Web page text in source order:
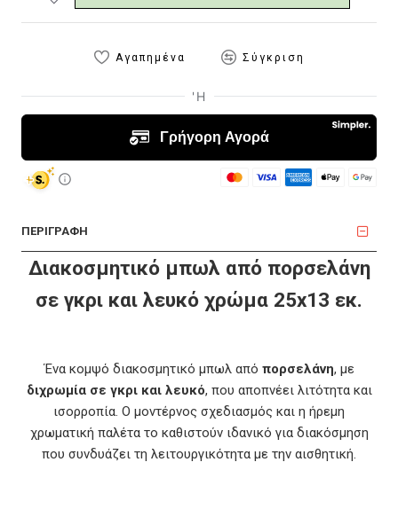
Αγαπημένα Σύγκριση
ΠΕΡΙΓΡΑΦΗ
Διακοσμητικό μπωλ από πορσελάνη
σε γκρι και λευκό χρώμα 25x13 εκ.
Ένα κομψό διακοσμητικό μπωλ από πορσελάνη, με
διχρωμία σε γκρι και λευκό, που αποπνέει λιτότητα και
ισορροπία. Ο μοντέρνος σχεδιασμός και η ήρεμη
χρωματική παλέτα το καθιστούν ιδανικό για διακόσμηση
που συνδυάζει τη λειτουργικότητα με την αισθητική.